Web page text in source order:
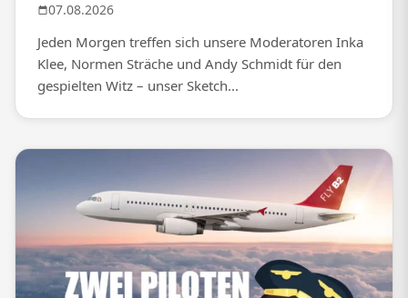
07.08.2026
Jeden Morgen treffen sich unsere Moderatoren Inka
Klee, Normen Sträche und Andy Schmidt für den
gespielten Witz – unser Sketch...